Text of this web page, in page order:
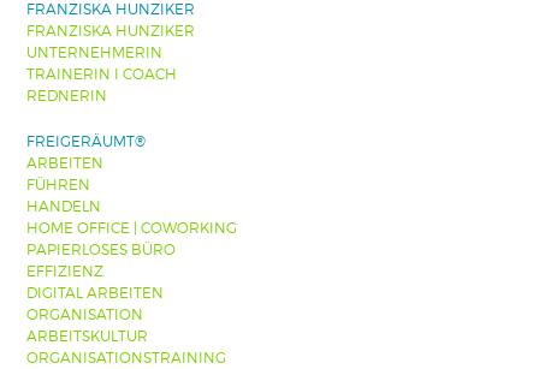
FRANZISKA HUNZIKER
FRANZISKA HUNZIKER
UNTERNEHMERIN
TRAINERIN I COACH
REDNERIN
FREIGERÄUMT®
ARBEITEN
FÜHREN
HANDELN
HOME OFFICE | COWORKING
PAPIERLOSES BÜRO
EFFIZIENZ
DIGITAL ARBEITEN
ORGANISATION
ARBEITSKULTUR
ORGANISATIONSTRAINING